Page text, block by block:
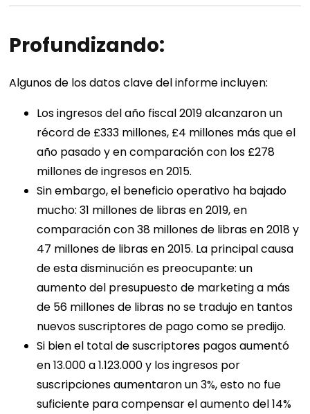
Profundizando:
Algunos de los datos clave del informe incluyen:
Los ingresos del año fiscal 2019 alcanzaron un
récord de £333 millones, £4 millones más que el
año pasado y en comparación con los £278
millones de ingresos en 2015.
Sin embargo, el beneficio operativo ha bajado
mucho: 31 millones de libras en 2019, en
comparación con 38 millones de libras en 2018 y
47 millones de libras en 2015. La principal causa
de esta disminución es preocupante: un
aumento del presupuesto de marketing a más
de 56 millones de libras no se tradujo en tantos
nuevos suscriptores de pago como se predijo.
Si bien el total de suscriptores pagos aumentó
en 13.000 a 1.123.000 y los ingresos por
suscripciones aumentaron un 3%, esto no fue
suficiente para compensar el aumento del 14%